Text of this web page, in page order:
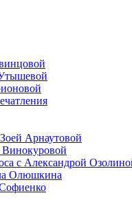
Арнаутовой
с Александрой
Олюшкина